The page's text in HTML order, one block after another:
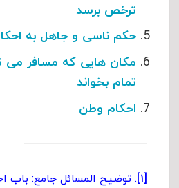
ترخص برسد
حکم ناسی و جاهل به
مکان هایی که مسافر می
تمام بخواند
احکام وطن
[۱] . توضیح المسائل جامع: باب